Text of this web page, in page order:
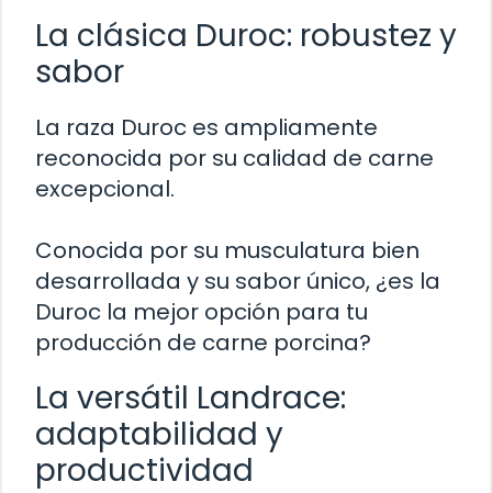
La clásica Duroc: robustez y
sabor
La raza Duroc es ampliamente
reconocida por su calidad de carne
excepcional.
Conocida por su musculatura bien
desarrollada y su sabor único, ¿es la
Duroc la mejor opción para tu
producción de carne porcina?
La versátil Landrace:
adaptabilidad y
productividad